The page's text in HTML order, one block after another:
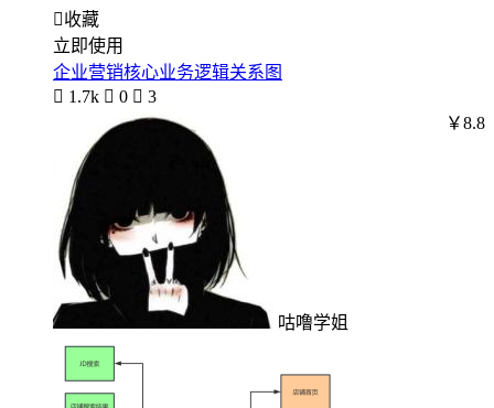
收藏
立即使用
企业营销核心业务逻辑关系图
 1.7k  0  3
咕噜学姐
￥8.8